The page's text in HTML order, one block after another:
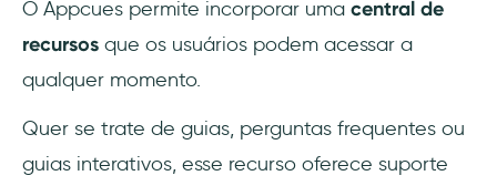
O Appcues permite incorporar uma central de
recursos que os usuários podem acessar a
qualquer momento.
Quer se trate de guias, perguntas frequentes ou
guias interativos, esse recurso oferece suporte